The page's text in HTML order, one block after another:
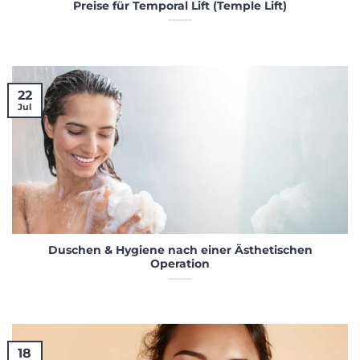
Preise für Temporal Lift (Temple Lift)
Duschen & Hygiene nach einer Ästhetischen
Operation
22
Jul
18